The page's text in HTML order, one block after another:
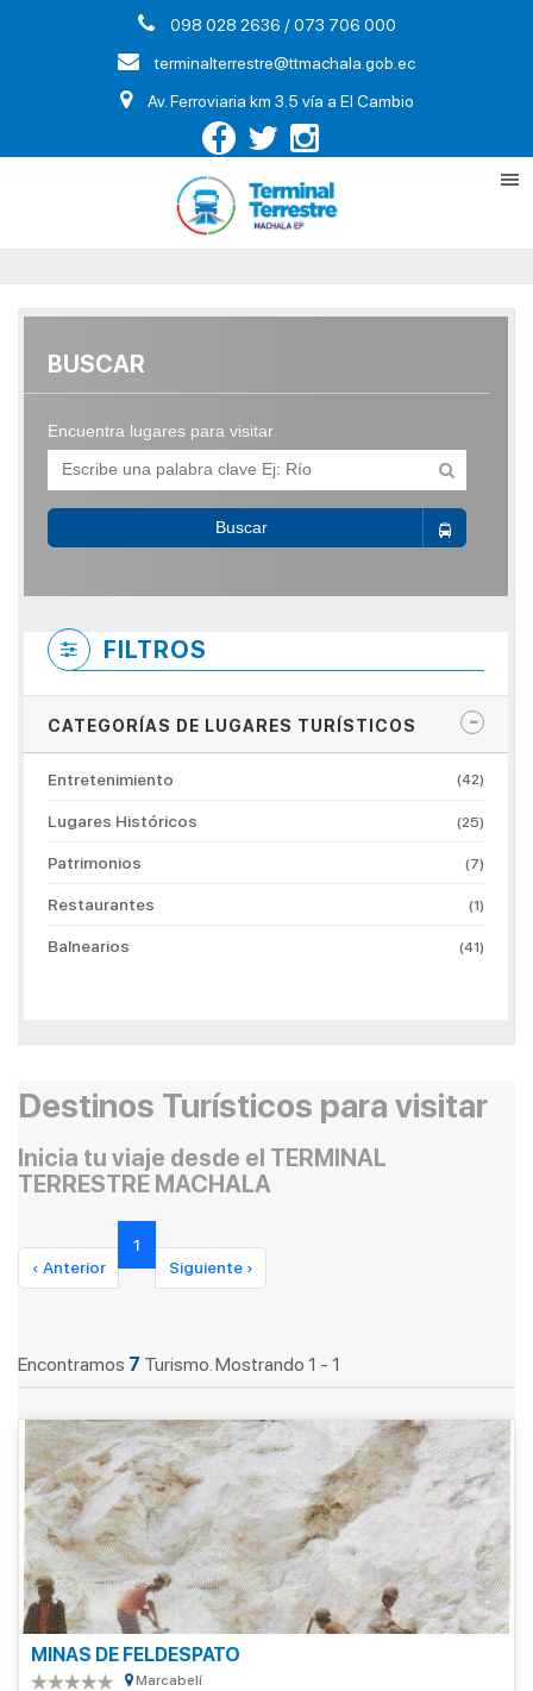
098 028 2636 / 073 706 000
terminalterrestre@ttmachala.gob.ec
Av. Ferroviaria km 3.5 vía a El Cambio
BUSCAR
Encuentra lugares para visitar
Buscar
FILTROS
CATEGORÍAS DE LUGARES TURÍSTICOS
Entretenimiento (42)
Lugares Históricos (25)
Patrimonios (7)
Restaurantes (1)
Balnearios (41)
Destinos Turísticos para visitar
Inicia tu viaje desde el TERMINAL
TERRESTRE MACHALA
‹ Anterior
1
Siguiente ›
Encontramos 7 Turismo. Mostrando 1 - 1
MINAS DE FELDESPATO
Marcabelí